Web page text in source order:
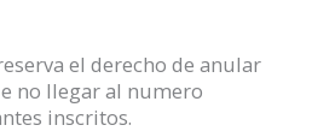
el derecho de anular
no llegar al numero
inscritos.